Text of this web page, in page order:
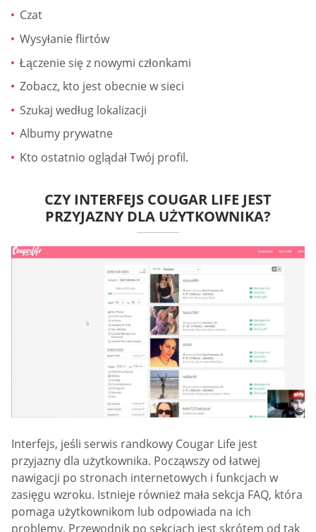
Czat
Wysyłanie flirtów
Łączenie się z nowymi członkami
Zobacz, kto jest obecnie w sieci
Szukaj według lokalizacji
Albumy prywatne
Kto ostatnio oglądał Twój profil.
CZY INTERFEJS COUGAR LIFE JEST
PRZYJAZNY DLA UŻYTKOWNIKA?
Interfejs, jeśli serwis randkowy Cougar Life jest
przyjazny dla użytkownika. Począwszy od łatwej
nawigacji po stronach internetowych i funkcjach w
zasięgu wzroku. Istnieje również mała sekcja FAQ, która
pomaga użytkownikom lub odpowiada na ich
problemy. Przewodnik po sekcjach jest skrótem od tak